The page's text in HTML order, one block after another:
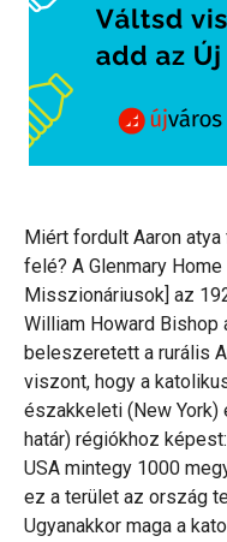
Miért fordult Aaron
felé? A Glenmary
Misszionáriusok] az
William Howard
beleszeretett a rurális
viszont, hogy a
északkeleti (New York)
határ) régiókhoz
USA mintegy 1000
ez a terület az ország
Ugyanakkor maga a